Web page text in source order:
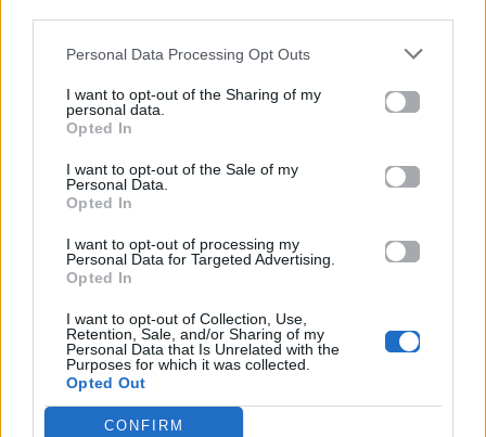
Personal Data Processing Opt Outs
I want to opt-out of the Sharing of my
personal data.
Opted In
I want to opt-out of the Sale of my
Personal Data.
Opted In
I want to opt-out of processing my
Personal Data for Targeted Advertising.
Opted In
I want to opt-out of Collection, Use,
Retention, Sale, and/or Sharing of my
Personal Data that Is Unrelated with the
Purposes for which it was collected.
Opted Out
CONFIRM
δηλώνουν ότι το πλήρες, αμοντάριστο υλικό δείχνει
την παρουσιάστρια να απαντά καταφατικά,
Tyra Banks, η οποία παρουσίασε το «
ANTM» για 22
κύκλους από το 2003
ενόρκων για να καθοριστεί το ποσό των
αποζημιώσεων για τη βλάβη που υπέστη η φήμη
Από τους δρόμους της Νέας Υόρκης στην
Καραϊβική – Η νέα ταινία της Jennifer Lopez
μοιάζει βγαλμένη από όνειρο
Από το Jumanji μέχρι τα Όσκαρ: Η πιο
ανθρώπινη πλευρά του Dwayne Johnson και